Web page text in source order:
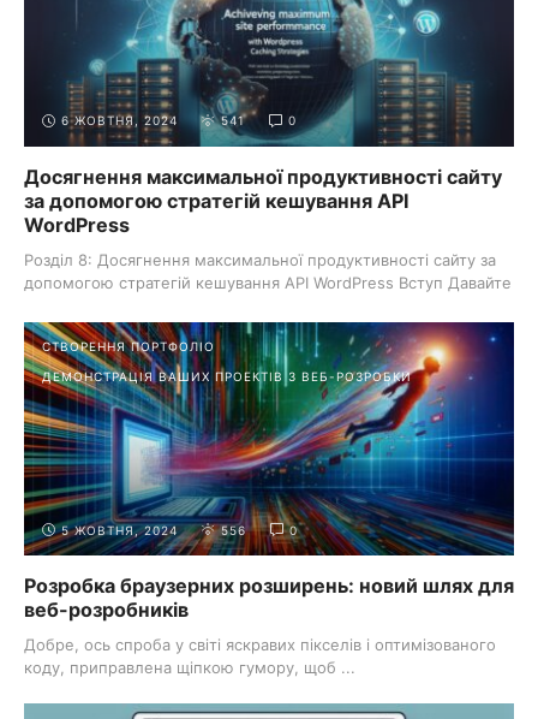
розділі ви знайдете корисні поради, інструкції та
інформацію про оптимізацію вашого веб-сайту для
досягнення кращих результатів.
6 ЖОВТНЯ, 2024 541 0
Досягнення максимальної продуктивності сайту
за допомогою стратегій кешування API
WordPress
Розділ 8: Досягнення максимальної продуктивності сайту за
допомогою стратегій кешування API WordPress Вступ Давайте
СТВОРЕННЯ ПОРТФОЛІО
ДЕМОНСТРАЦІЯ ВАШИХ ПРОЕКТІВ З ВЕБ-РОЗРОБКИ
5 ЖОВТНЯ, 2024 556 0
Розробка браузерних розширень: новий шлях для
веб-розробників
Добре, ось спроба у світі яскравих пікселів і оптимізованого
коду, приправлена щіпкою гумору, щоб ...